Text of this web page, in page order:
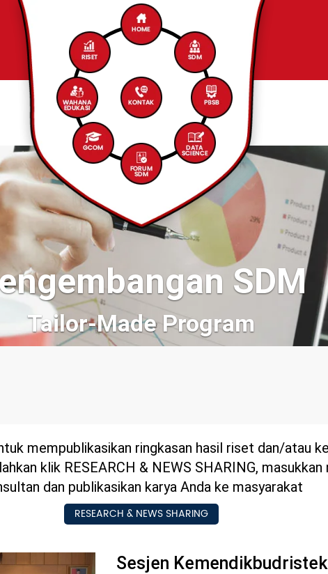
SDM
mempublikasikan ringkasan hasil riset dan/atau
klik RESEARCH & NEWS SHARING,
dan publikasikan karya Anda ke masyarakat
RESEARCH & NEWS SHARING
Sesjen